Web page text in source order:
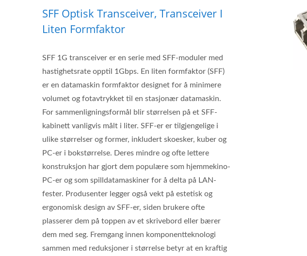
SFF Optisk Transceiver, Transceiver I
Liten Formfaktor
SFF 1G transceiver er en serie med SFF-moduler med
hastighetsrate opptil 1Gbps. En liten formfaktor (SFF)
er en datamaskin formfaktor designet for å minimere
volumet og fotavtrykket til en stasjonær datamaskin.
For sammenligningsformål blir størrelsen på et SFF-
kabinett vanligvis målt i liter. SFF-er er tilgjengelige i
ulike størrelser og former, inkludert skoesker, kuber og
PC-er i bokstørrelse. Deres mindre og ofte lettere
konstruksjon har gjort dem populære som hjemmekino-
PC-er og som spilldatamaskiner for å delta på LAN-
fester. Produsenter legger også vekt på estetisk og
ergonomisk design av SFF-er, siden brukere ofte
plasserer dem på toppen av et skrivebord eller bærer
dem med seg. Fremgang innen komponentteknologi
sammen med reduksjoner i størrelse betyr at en kraftig